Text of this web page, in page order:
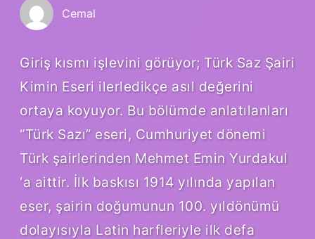
Cemal
Giriş kısmı işlevini görüyor; Türk Saz Şairi
Kimin Eseri ilerledikçe asıl değerini
ortaya koyuyor. Bu bölümde anlatılanları
“Türk Sazı” eseri, Cumhuriyet dönemi
Türk şairlerinden Mehmet Emin Yurdakul
‘a aittir. İlk baskısı 1914 yılında yapılan
eser, şairin doğumunun 100. yıldönümü
dolayısıyla Latin harfleriyle ilk defa